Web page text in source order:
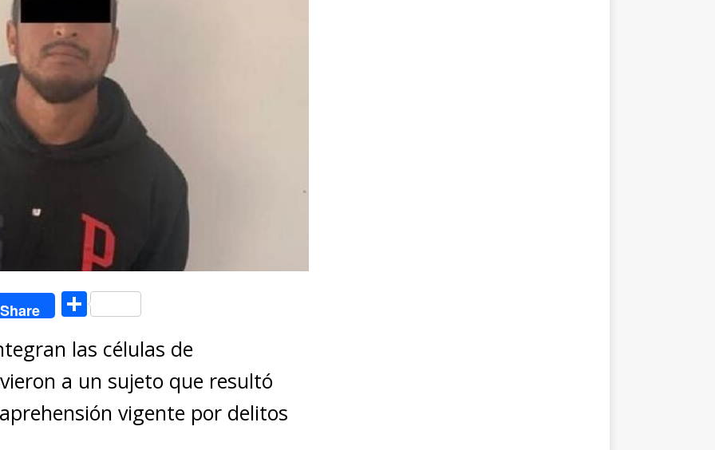
por homicidio
Share C
m
p
ar
ti
las células de
a un sujeto que resultó
vigente por delitos